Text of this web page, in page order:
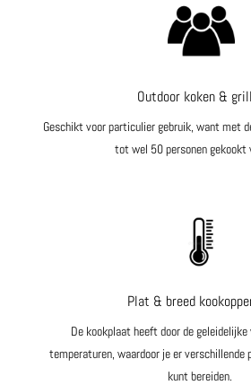
Outdoor koken &
Geschikt voor particulier gebruik, want met
tot wel 50 personen gekookt
Plat & breed
De kookplaat heeft door de
temperaturen, waardoor je er verschillende
kunt bereiden.